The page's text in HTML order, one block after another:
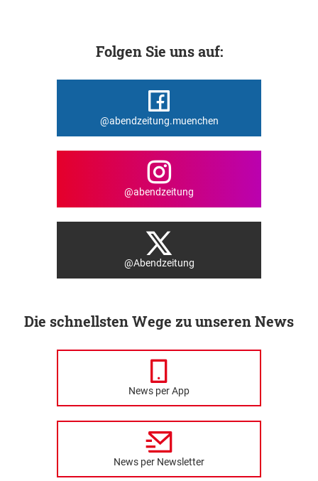
Folgen Sie uns auf:
@abendzeitung.muenchen
@abendzeitung
@Abendzeitung
Die schnellsten Wege zu unseren News
News per App
News per Newsletter